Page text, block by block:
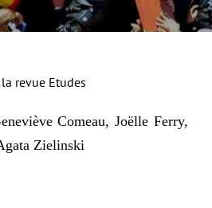
revue Etudes
Comeau, Joëlle Ferry,
Zielinski